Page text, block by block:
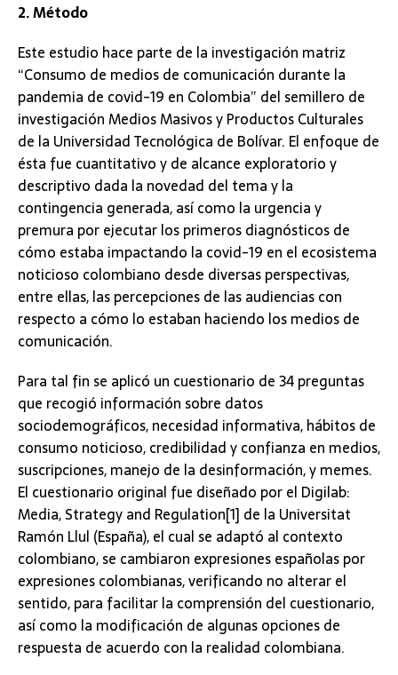
2. Método
Este estudio hace parte de la investigación matriz
“Consumo de medios de comunicación durante la
pandemia de covid-19 en Colombia” del semillero de
investigación Medios Masivos y Productos Culturales
de la Universidad Tecnológica de Bolívar. El enfoque de
ésta fue cuantitativo y de alcance exploratorio y
descriptivo dada la novedad del tema y la
contingencia generada, así como la urgencia y
premura por ejecutar los primeros diagnósticos de
cómo estaba impactando la covid-19 en el ecosistema
noticioso colombiano desde diversas perspectivas,
entre ellas, las percepciones de las audiencias con
respecto a cómo lo estaban haciendo los medios de
comunicación.
Para tal fin se aplicó un cuestionario de 34 preguntas
que recogió información sobre datos
sociodemográficos, necesidad informativa, hábitos de
consumo noticioso, credibilidad y confianza en medios,
suscripciones, manejo de la desinformación, y memes.
El cuestionario original fue diseñado por el Digilab:
Media, Strategy and Regulation[1] de la Universitat
Ramón Llul (España), el cual se adaptó al contexto
colombiano, se cambiaron expresiones españolas por
expresiones colombianas, verificando no alterar el
sentido, para facilitar la comprensión del cuestionario,
así como la modificación de algunas opciones de
respuesta de acuerdo con la realidad colombiana.